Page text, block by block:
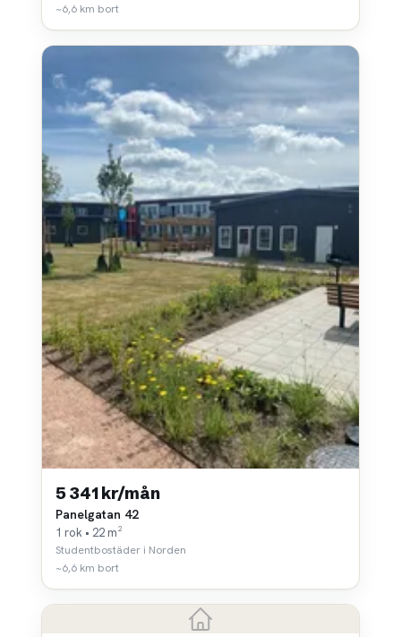
~6,6 km bort
5 341 kr/mån
Panelgatan 42
1 rok • 22 m²
Studentbostäder i Norden
~6,6 km bort